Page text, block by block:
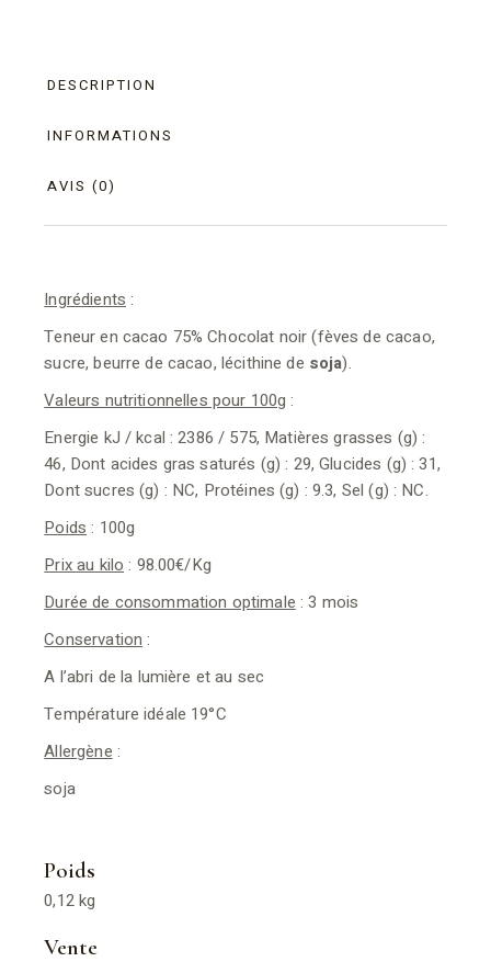
DESCRIPTION
INFORMATIONS
AVIS (0)
Ingrédients :
Teneur en cacao 75% Chocolat noir (fèves de cacao,
sucre, beurre de cacao, lécithine de soja).
Valeurs nutritionnelles pour 100g :
Energie kJ / kcal : 2386 / 575, Matières grasses (g) :
46, Dont acides gras saturés (g) : 29, Glucides (g) : 31,
Dont sucres (g) : NC, Protéines (g) : 9.3, Sel (g) : NC.
Poids : 100g
Prix au kilo : 98.00€/Kg
Durée de consommation optimale : 3 mois
Conservation :
A l’abri de la lumière et au sec
Température idéale 19°C
Allergène :
soja
Poids
0,12 kg
Vente